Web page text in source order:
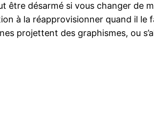
être désarmé si vous changer de
à la réapprovisionner quand il le
projettent des graphismes, ou